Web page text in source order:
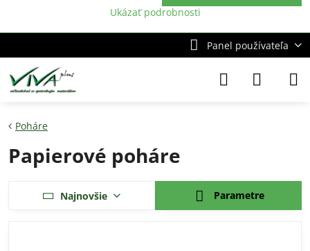
Panel používateľa
Poháre
Papierové poháre
Najnovšie Parametre
Ukázať podrobnosti